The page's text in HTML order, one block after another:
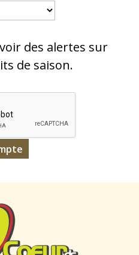
des alertes sur
de saison.